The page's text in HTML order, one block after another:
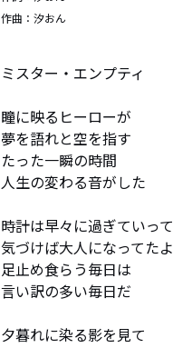
作曲： 汐おん
ミスター・エンプティ
瞳に映るヒーローが
夢を語れと空を指す
たった一瞬の時間
人生の変わる音がした
時計は早々に過ぎていって
気づけば大人になってたよ
足止め食らう毎日は
言い訳の多い毎日だ
夕暮れに染る影を見て